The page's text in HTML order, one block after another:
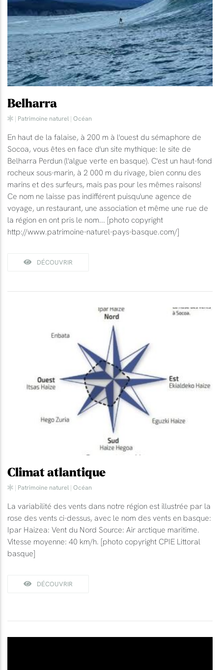
Belharra
| Patrimoine naturel | Océan
En haut de la falaise, à 200 m à l'ouest du sémaphore de
Socoa, vous êtes en face d'un site mythique: le site de
Belharra Perdun (l'algue verte en basque). C'est un haut-fond
rocheux sous-marin, à 2 000 m du rivage, bien connu des
marins et des surfeurs, mais pas pour les mêmes raisons!
Ce nom ne laisse pas indifférent puisqu'une agence de
voyage, un restaurant, une association et même une rue de
la région en ont pris le nom... [photo copyright
http://www.patrimoine-naturel-pays-basque.com/]
DÉCOUVRIR
Climat atlantique
| Patrimoine naturel | Océan
La variabilité des vents dans notre région est illustrée par la
rose des vents ci-dessus, avec le nom des vents en basque:
Ipar Haizea: Vent du Nord Source: Air arctique maritime.
Vitesse moyenne: 40 km/h. [photo copyright CPIE Littoral
basque]
DÉCOUVRIR